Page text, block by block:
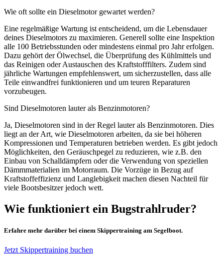
Wie oft sollte ein Dieselmotor gewartet werden?
Eine regelmäßige Wartung ist entscheidend, um die Lebensdauer
deines Dieselmotors zu maximieren. Generell sollte eine Inspektion
alle 100 Betriebsstunden oder mindestens einmal pro Jahr erfolgen.
Dazu gehört der Ölwechsel, die Überprüfung des Kühlmittels und
das Reinigen oder Austauschen des Kraftstofffilters. Zudem sind
jährliche Wartungen empfehlenswert, um sicherzustellen, dass alle
Teile einwandfrei funktionieren und um teuren Reparaturen
vorzubeugen.
Sind Dieselmotoren lauter als Benzinmotoren?
Ja, Dieselmotoren sind in der Regel lauter als Benzinmotoren. Dies
liegt an der Art, wie Dieselmotoren arbeiten, da sie bei höheren
Kompressionen und Temperaturen betrieben werden. Es gibt jedoch
Möglichkeiten, den Geräuschpegel zu reduzieren, wie z.B. den
Einbau von Schalldämpfern oder die Verwendung von speziellen
Dämmmaterialien im Motorraum. Die Vorzüge in Bezug auf
Kraftstoffeffizienz und Langlebigkeit machen diesen Nachteil für
viele Bootsbesitzer jedoch wett.
Wie funktioniert ein Bugstrahlruder?
Erfahre mehr darüber bei einem Skippertraining am Segelboot.
Jetzt Skippertraining buchen